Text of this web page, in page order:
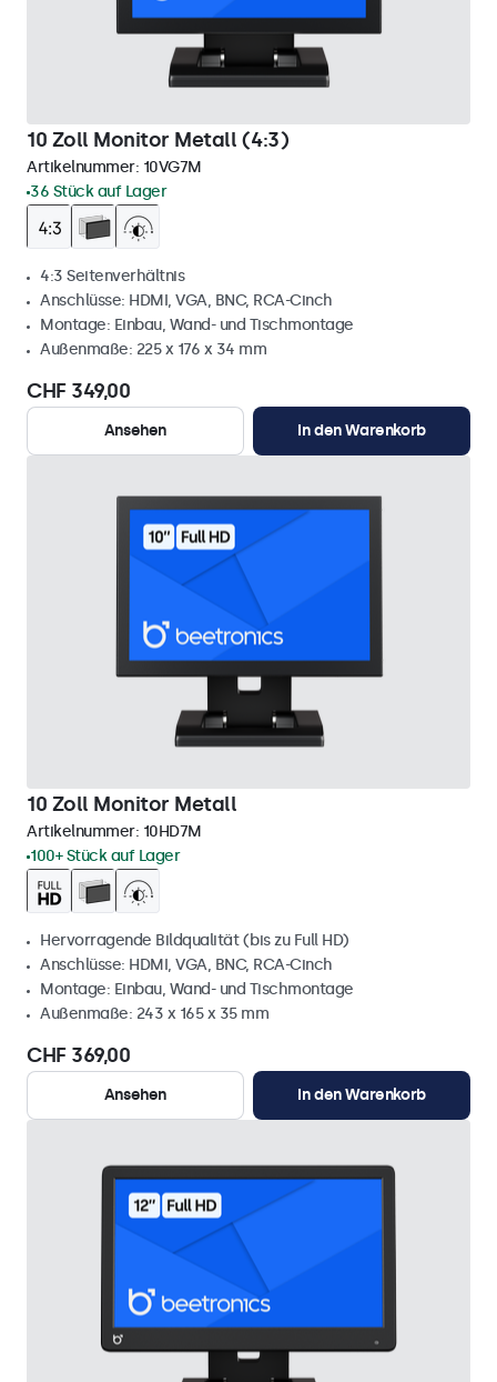
10 Zoll Monitor Metall (4:3)
Artikelnummer: 10VG7M
36 Stück auf Lager
4:3 Seitenverhältnis
Anschlüsse: HDMI, VGA, BNC, RCA-Cinch
Montage: Einbau, Wand- und Tischmontage
Außenmaße: 225 x 176 x 34 mm
CHF 349,00
Ansehen In den Warenkorb
10 Zoll Monitor Metall
Artikelnummer: 10HD7M
100+ Stück auf Lager
Hervorragende Bildqualität (bis zu Full HD)
Anschlüsse: HDMI, VGA, BNC, RCA-Cinch
Montage: Einbau, Wand- und Tischmontage
Außenmaße: 243 x 165 x 35 mm
CHF 369,00
Ansehen In den Warenkorb